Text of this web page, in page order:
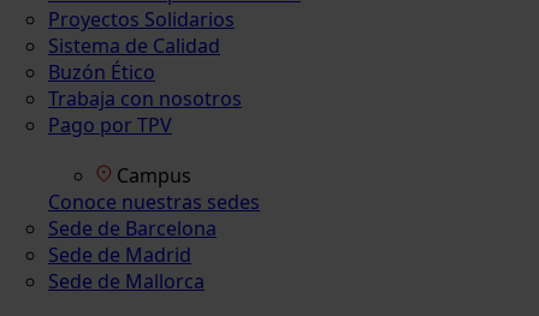
Proyectos Solidarios
Sistema de Calidad
Buzón Ético
Trabaja con nosotros
Pago por TPV
Campus
Conoce nuestras sedes
Sede de Barcelona
Sede de Madrid
Sede de Mallorca